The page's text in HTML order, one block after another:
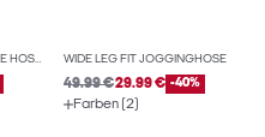
WIDE LEG FIT KLASSISCHE HOSEN WIDE LEG FIT JOGGINGHOSE
49.99 €29.99 € -40%
Farben (2)